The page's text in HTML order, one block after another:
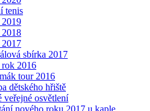
tenis
2019
2018
2017
sbírka 2017
rok 2016
tour 2016
dětského hřiště
veřejné osvětlení
nového roku 2017 u kaple